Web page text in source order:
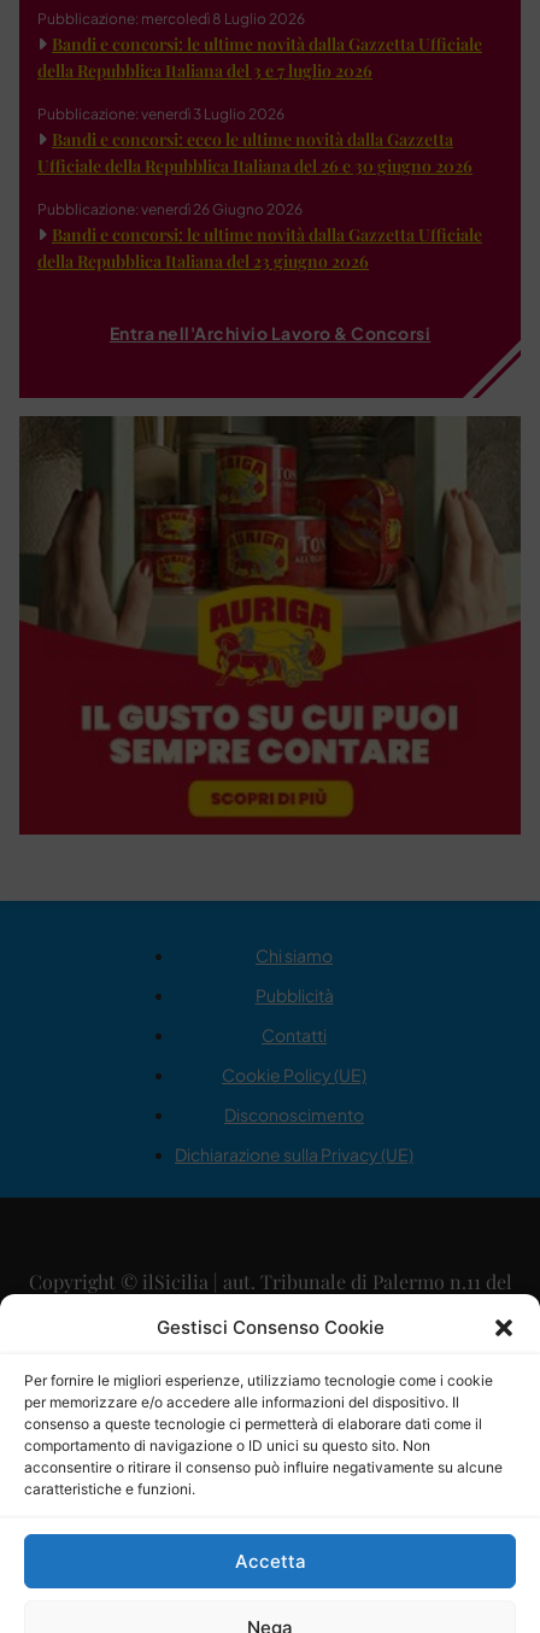
Gestisci Consenso Cookie
Per fornire le migliori esperienze, utilizziamo tecnologie come i cookie
per memorizzare e/o accedere alle informazioni del dispositivo. Il
consenso a queste tecnologie ci permetterà di elaborare dati come il
comportamento di navigazione o ID unici su questo sito. Non
acconsentire o ritirare il consenso può influire negativamente su alcune
caratteristiche e funzioni.
Accetta
Nega
Pubblicazione: mercoledì 8 Luglio 2026
Bandi e concorsi: le ultime novità dalla Gazzetta Ufficiale
della Repubblica Italiana del 3 e 7 luglio 2026
Pubblicazione: venerdì 3 Luglio 2026
Bandi e concorsi: ecco le ultime novità dalla Gazzetta
Ufficiale della Repubblica Italiana del 26 e 30 giugno 2026
Pubblicazione: venerdì 26 Giugno 2026
Bandi e concorsi: le ultime novità dalla Gazzetta Ufficiale
della Repubblica Italiana del 23 giugno 2026
Entra nell'Archivio Lavoro & Concorsi
Chi siamo
Pubblicità
Contatti
Cookie Policy (UE)
Disconoscimento
Dichiarazione sulla Privacy (UE)
Copyright © ilSicilia | aut. Tribunale di Palermo n.11 del
29/09/2015
Direttore Editoriale: Maurizio Scaglione
Direttore Responsabile: Maria Calabrese
P.IVA: 06334930820
Mercurio Comunicazione Società Cooperativa a r.l. è
iscritta al Registro degli Operatori di Comunicazione al